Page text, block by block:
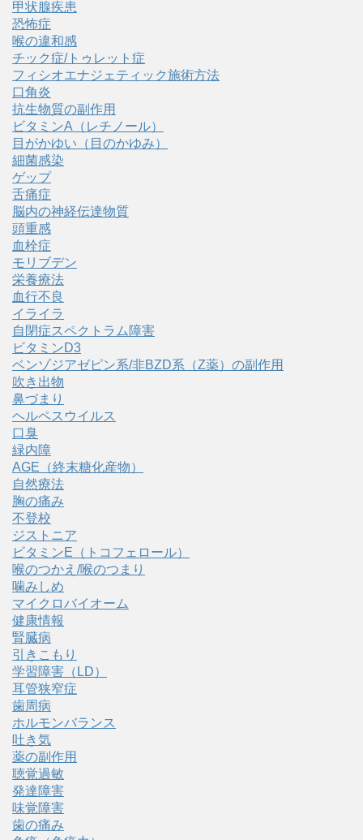
甲状腺疾患
恐怖症
喉の違和感
チック症/トゥレット症
フィシオエナジェティック施術方法
口角炎
抗生物質の副作用
ビタミンA（レチノール）
目がかゆい（目のかゆみ）
細菌感染
ゲップ
舌痛症
脳内の神経伝達物質
頭重感
血栓症
モリブデン
栄養療法
血行不良
イライラ
自閉症スペクトラム障害
ビタミンD3
ベンゾジアゼピン系/非BZD系（Z薬）の副作用
吹き出物
鼻づまり
ヘルペスウイルス
口臭
緑内障
AGE（終末糖化産物）
自然療法
胸の痛み
不登校
ジストニア
ビタミンE（トコフェロール）
喉のつかえ/喉のつまり
噛みしめ
マイクロバイオーム
健康情報
腎臓病
引きこもり
学習障害（LD）
耳管狭窄症
歯周病
ホルモンバランス
吐き気
薬の副作用
聴覚過敏
発達障害
味覚障害
歯の痛み